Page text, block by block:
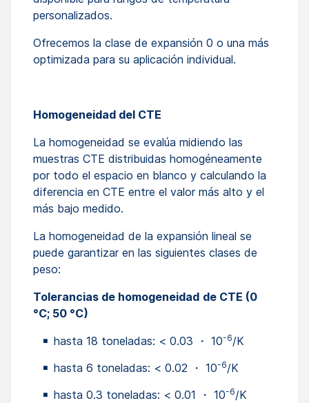
personalizados.
Ofrecemos la clase de expansión 0 o una más
optimizada para su aplicación individual.
Homogeneidad del CTE
La homogeneidad se evalúa midiendo las
muestras CTE distribuidas homogéneamente
por todo el espacio en blanco y calculando la
diferencia en CTE entre el valor más alto y el
más bajo medido.
La homogeneidad de la expansión lineal se
puede garantizar en las siguientes clases de
peso:
Tolerancias de homogeneidad de CTE (0
°C; 50 °C)
hasta 18 toneladas: < 0.03 ・ 10-6/K
hasta 6 toneladas: < 0.02 ・ 10-6/K
hasta 0.3 toneladas: < 0.01 ・ 10-6/K